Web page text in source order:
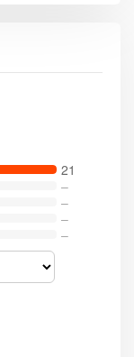
21
–
–
–
–